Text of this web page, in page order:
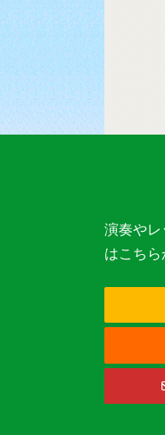
演奏やレ
はこちら